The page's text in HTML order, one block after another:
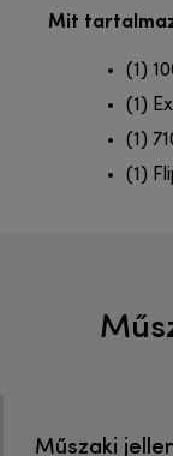
Mit
(1)
(1)
(1)
(1)
Műszaki